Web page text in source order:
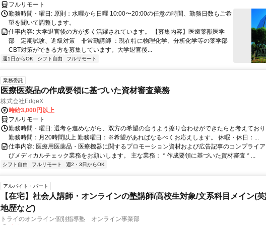
フルリモート
勤務時間・曜日: 原則：水曜から日曜 10:00〜20:00の任意の時間、勤務日数もご希
望を聞いて調整します。
仕事内容: 大学退官後の方が多く活躍されています。 【募集内容】医歯薬獣医学
部 定期試験、進級対策 非常勤講師 ：現在特に物理化学、分析化学等の薬学部
CBT対策ができる方を募集しています。大学退官後...
週1日からOK シフト自由 フルリモート
業務委託
医療医薬品の作成要領に基づいた資材審査業務
株式会社EdgeX
時給3,000円以上
フルリモート
勤務時間・曜日: 選考を進めながら、双方の希望の合うよう擦り合わせができたらと考えてお
勤務時間：月20時間以上 勤務曜日：※希望があればなるべくお応えします。 休暇・休日：...
仕事内容: 医療用医薬品・医療機器に関するプロモーション資材および広告記事のコンプライ
びメディカルチェック業務をお願いします。 主な業務： * 作成要領に基づいた資材審査 * ...
シフト自由 フルリモート 週2・3日からOK
アルバイト・パート
【在宅】社会人講師・オンラインの塾講師/高校生対象/文系科目メイン(
地歴など)
トライのオンライン個別指導塾 オンライン事業部